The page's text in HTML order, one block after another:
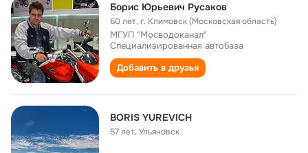
Борис Юрьевич Русаков
60 лет,г. Климовск (Московская область)
МГУП "Мосводоканал"
Специализированная автобаза
Добавить в друзья
BORIS YUREVICH
57 лет,Ульяновск